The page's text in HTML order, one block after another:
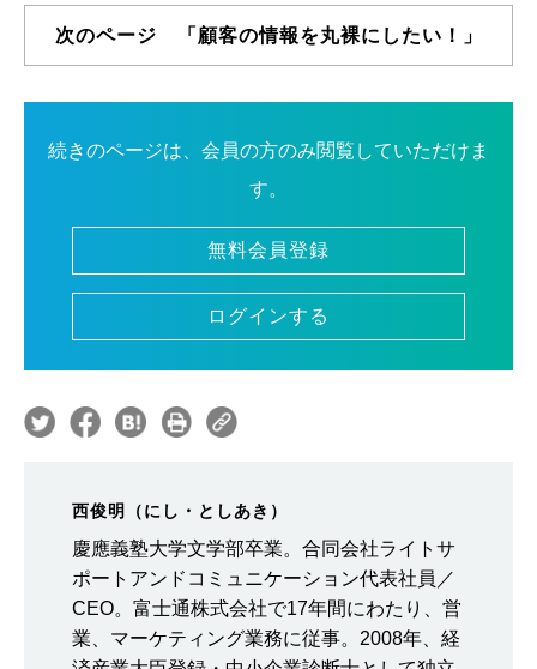
次のページ 「顧客の情報を丸裸にしたい！」
続きのページは、会員の方のみ閲覧していただけま
す。
無料会員登録
ログインする
西俊明（にし・としあき）
慶應義塾大学文学部卒業。合同会社ライトサ
ポートアンドコミュニケーション代表社員／
CEO。富士通株式会社で17年間にわたり、営
業、マーケティング業務に従事。2008年、経